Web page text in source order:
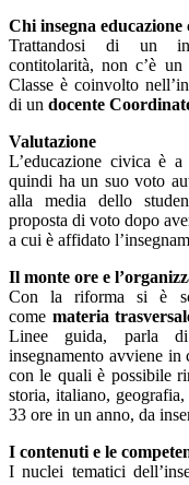
Chi insegna educazione
Trattandosi di un
contitolarità, non c’è un
Classe è coinvolto
di un docente
Valutazione
L’educazione civica è a
quindi ha un suo voto
alla media dello
proposta di voto dopo
a cui è affidato
Il monte ore e
Con la riforma si è
come materia
Linee guida, parla
insegnamento avviene in
con le quali è possibile
storia, italiano, geografia,
33 ore in un anno, da
I contenutie le
I nuclei tematici